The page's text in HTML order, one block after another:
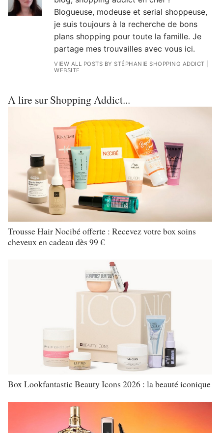
Blogueuse, modeuse et serial shoppeuse,
je suis toujours à la recherche de bons
plans shopping pour toute la famille. Je
partage mes trouvailles avec vous ici.
VIEW ALL POSTS BY STÉPHANIE SHOPPING ADDICT
WEBSITE
A lire sur Shopping Addict...
Trousse Hair Nocibé offerte : Recevez votre box soins
cheveux en cadeau dès 99 €
Box Lookfantastic Beauty Icons 2026 : la beauté iconique